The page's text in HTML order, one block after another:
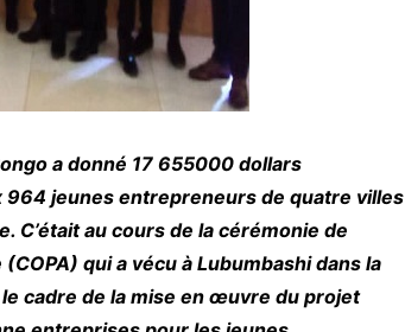
a donné 17 655000 dollars
964 jeunes entrepreneurs de quatre villes
C’était au cours de la cérémonie de
qui a vécu à Lubumbashi dans la
cadre de la mise en œuvre du projet